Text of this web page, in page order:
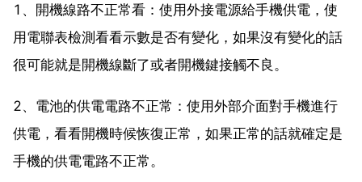
1、開機線路不正常看：使用外接電源給手機供電，使
用電聯表檢測看看示數是否有變化，如果沒有變化的話
很可能就是開機線斷了或者開機鍵接觸不良。
2、電池的供電電路不正常：使用外部介面對手機進行
供電，看看開機時候恢復正常，如果正常的話就確定是
手機的供電電路不正常。